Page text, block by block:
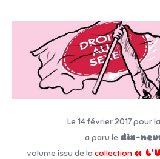
Le 14 février 2017 pour
a paru le dix-
volume issu de la collection «